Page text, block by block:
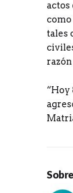
tales
“Hoy
Sobre